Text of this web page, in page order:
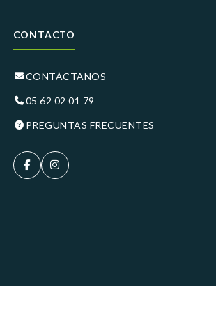
CONTACTO
CONTÁCTANOS
05 62 02 01 79
PREGUNTAS FRECUENTES